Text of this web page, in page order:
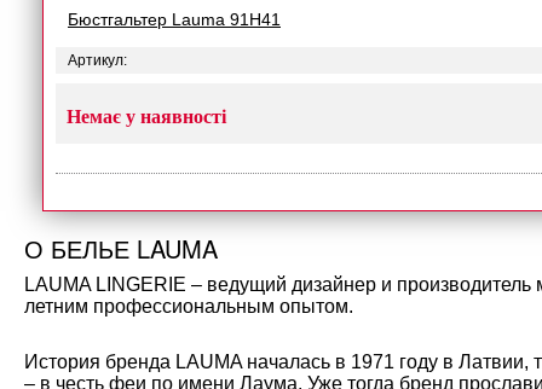
Бюстгальтер Lauma 91H41
Артикул:
Немає у наявності
О БЕЛЬЕ LAUMA
LAUMA LINGERIE – ведущий дизайнер и
летним профессиональным опытом.
История бренда LAUMA началась в 1971 году в
– в честь феи по имени Лаума. Уже тогда бренд